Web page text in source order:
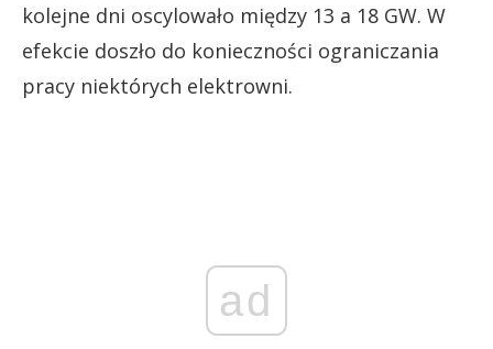
kolejne dni oscylowało między 13 a 18 GW. W
efekcie doszło do konieczności ograniczania
pracy niektórych elektrowni.
ad